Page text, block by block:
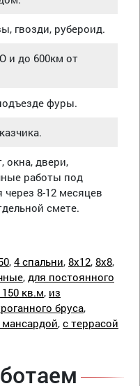
гвозди, рубероид.
и до 600км от
фуры.
окна, двери,
работы под
8-12 месяцев
смете.
, 4 спальни, 8х12, 8х8,
, для постоянного
кв.м, из
бруса,
мансардой, с террасой